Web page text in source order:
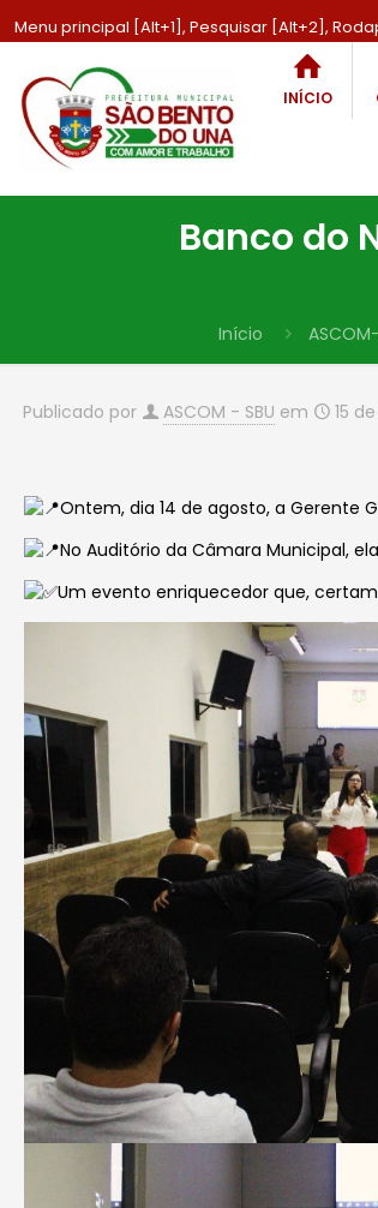
Menu principal [Alt+1], Pesquisar [Alt+2],
INÍCIO
Banco do
Início
Publicado por ASCOM - SBU em 15
Ontem, dia 14 de agosto, a Gerente
No Auditório da Câmara Municipal,
Um evento enriquecedor que,